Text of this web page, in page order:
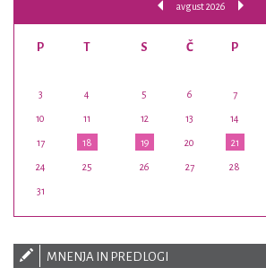
avgust 2026
P T S Č P
3 4 5 6 7
10 11 12 13 14
17 18 19 20 21
24 25 26 27 28
31
MNENJA IN PREDLOGI